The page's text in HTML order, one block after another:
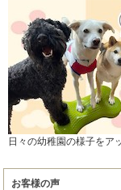
日々の幼稚園の様子をア
お客様の声